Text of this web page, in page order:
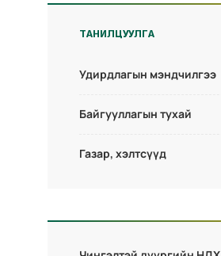
ТАНИЛЦУУЛГА
Удирдлагын мэндчилгээ
Байгууллагын тухай
Газар, хэлтсүүд